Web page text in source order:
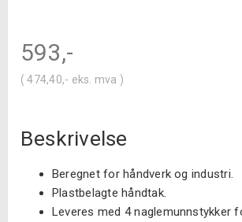
593,-
(474,40,- eks. mva )
Beskrivelse
Beregnet for håndverk og industri.
Plastbelagte håndtak.
Leveres med 4 naglemunnstykker